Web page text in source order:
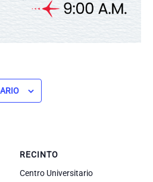
RECINTO
Centro Universitario